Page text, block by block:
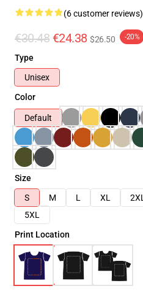
(6 customer reviews)
€30.48 €24.38 $26.50 -20%
Type
Unisex
Color
Default
Size
S
M L XL 2XL
5XL
Print Location